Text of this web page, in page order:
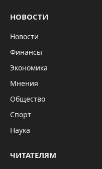
НОВОСТИ
Новости
Финансы
Экономика
Мнения
Общество
Спорт
Наука
ЧИТАТЕЛЯМ